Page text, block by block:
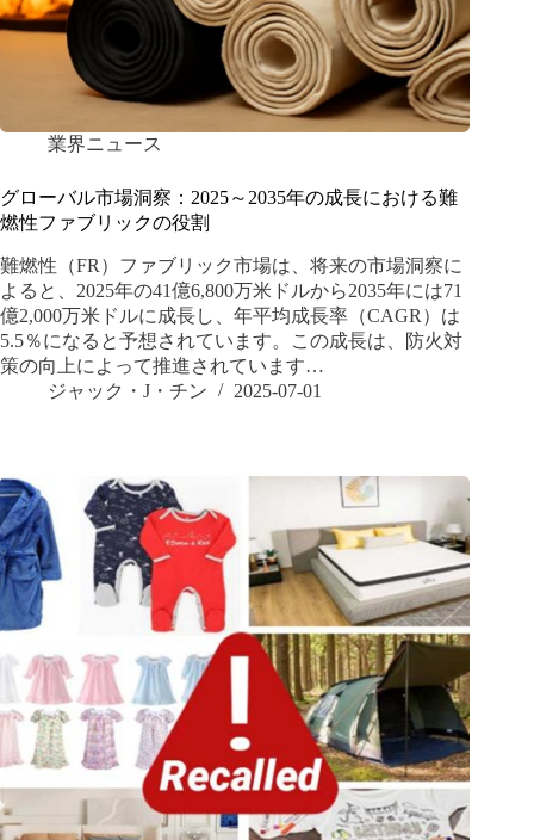
業界ニュース
グローバル市場洞察：2025～2035年の成長における難
燃性ファブリックの役割
難燃性（FR）ファブリック市場は、将来の市場洞察に
よると、2025年の41億6,800万米ドルから2035年には71
億2,000万米ドルに成長し、年平均成長率（CAGR）は
5.5％になると予想されています。この成長は、防火対
策の向上によって推進されています…
ジャック・J・チン
2025-07-01